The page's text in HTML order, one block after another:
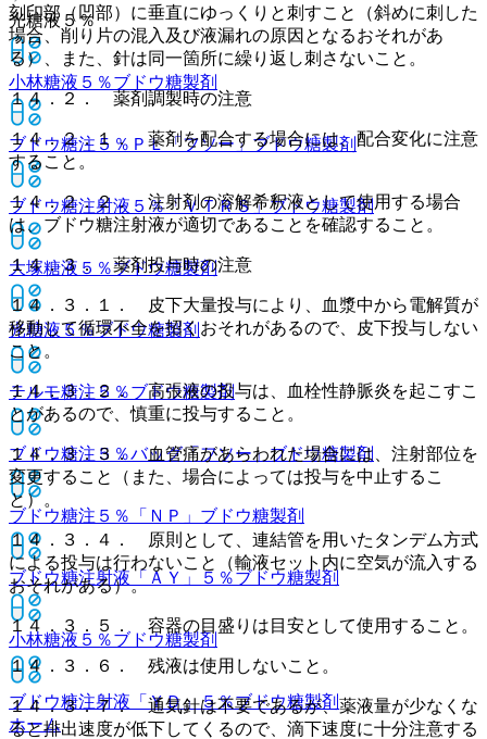
光糖液５％
小林糖液５％ブドウ糖製剤
ブドウ糖注５％ＰＬ「フソー」 ブドウ糖製剤
ブドウ糖注射液５％「ＶＴＲＳ」ブドウ糖製剤
大塚糖液５％ブドウ糖製剤
光糖液５％ブドウ糖製剤
テルモ糖注５％ブドウ糖製剤
ブドウ糖注５％バッグ「フソー」ブドウ糖製剤
ブドウ糖注５％「ＮＰ」 ブドウ糖製剤
ブドウ糖注射液「ＡＹ」５％ブドウ糖製剤
小林糖液５％ブドウ糖製剤
ブドウ糖注射液「ＹＤ」５％ブドウ糖製剤
ホーム
刻印部（凹部）に垂直にゆっくりと刺すこと（斜めに刺した
場合、削り片の混入及び液漏れの原因となるおそれがあ
る）、また、針は同一箇所に繰り返し刺さないこと。
１４．２． 薬剤調製時の注意
１４．２．１． 薬剤を配合する場合には、配合変化に注意
すること。
１４．２．２． 注射剤の溶解希釈液として使用する場合
は、ブドウ糖注射液が適切であることを確認すること。
１４．３． 薬剤投与時の注意
１４．３．１． 皮下大量投与により、血漿中から電解質が
移動して循環不全を招くおそれがあるので、皮下投与しない
こと。
１４．３．２． 高張液の投与は、血栓性静脈炎を起こすこ
とがあるので、慎重に投与すること。
１４．３．３． 血管痛があらわれた場合には、注射部位を
変更すること（また、場合によっては投与を中止するこ
と）。
１４．３．４． 原則として、連結管を用いたタンデム方式
による投与は行わないこと（輸液セット内に空気が流入する
おそれがある）。
１４．３．５． 容器の目盛りは目安として使用すること。
１４．３．６． 残液は使用しないこと。
１４．３．７． 通気針は不要であるが、薬液量が少なくな
ると排出速度が低下してくるので、滴下速度に十分注意する